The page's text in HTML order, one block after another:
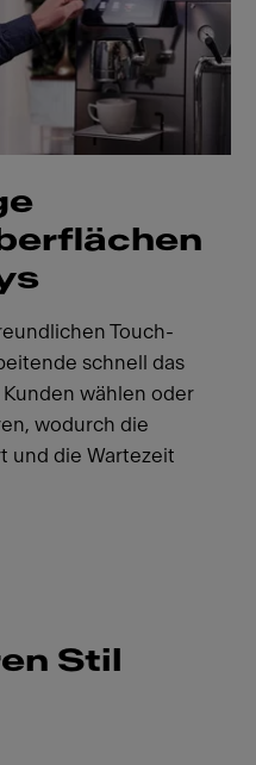
Touch-
schnell das
Kunden wählen oder
wodurch die
und die Wartezeit
Stil